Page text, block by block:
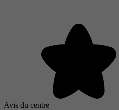
Avis du centre